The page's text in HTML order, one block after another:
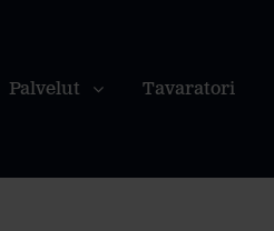
Palvelut Tavaratori